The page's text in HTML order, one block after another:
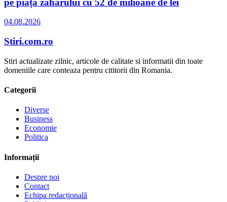
04.08.2026
Stiri.com.ro
Stiri actualizate zilnic, articole de calitate si informatii din toate
domeniile care conteaza pentru cititorii din Romania.
Categorii
Diverse
Business
Economie
Politica
Informații
Despre noi
Contact
Echipa redacțională